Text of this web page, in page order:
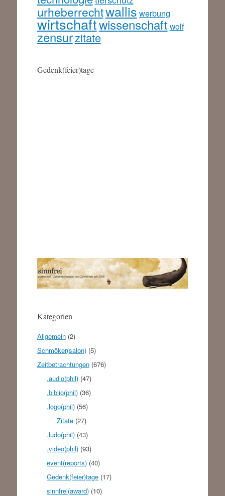
urheberrechtwallis werbung
wirtschaftwissenschaft wolf
zensurzitate
Gedenk(feier)tage
Kategorien
Allgemein(2)
Schmöker(salon)(5)
Zeitbetrachtungen(676)
.audio(phil) (47)
.biblio(phil) (36)
.logo(phil) (56)
Zitate(27)
.ludo(phil) (43)
.video(phil) (93)
event(reports) (40)
Gedenk(feier)tage (17)
sinnfrei(award) (10)